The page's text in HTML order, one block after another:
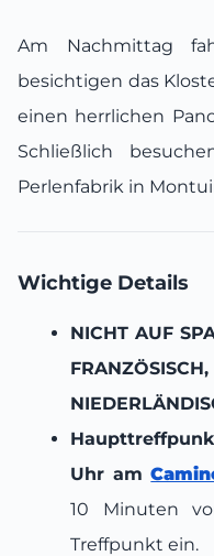
Am Nachmittag
besichtigen das
einen herrlichen
Schließlich
Perlenfabrik in
Wichtige Details
NICHT AUF
Uhr am
10 Minuten
Treffpunkt ein.